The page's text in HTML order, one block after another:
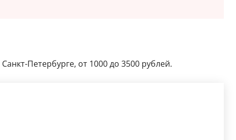
Петербурге, от 1000 до 3500 рублей.